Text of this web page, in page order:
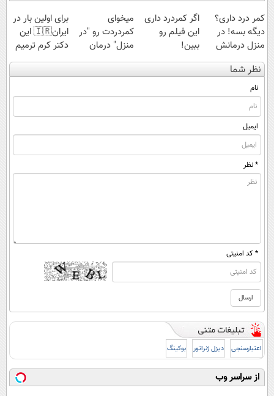
کمر درد داری؟
دیگه بسه! در
منزل درمانش
کن
(◀پرسش‌نامه)
اگر کمردرد داری
این فیلم رو
ببین!
◗پرسش‌نامه رو
پر کن◖
میخوای
کمردردت رو "در
منزل" درمان
کنی؟ (◂فیلم +
◂پرسش‌نامه)
برای اولین بار در
ایران🇮🇷 این
دکتر کرم ترمیم
کننده 23 روزه
ساخت!
نظر شما
نام
ایمیل
* نظر
* کد امنیتی
اعتبارسنجی دیزل ژنراتور بوکینگ
از سراسر وب